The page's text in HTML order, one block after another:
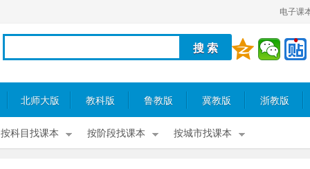
电子课
北师大版 教科版 鲁教版 冀教版 浙教版
按科目找课本 按阶段找课本 按城市找课本